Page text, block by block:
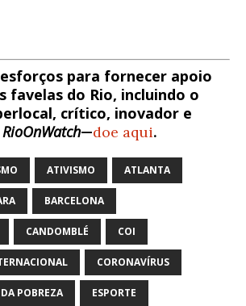
para fornecer apoio
favelas do Rio, incluindo o
crítico, inovador e
RioOnWatch—doe aqui.
ATIVISMO ATLANTA
BARCELONA
CANDOMBLÉ COI
CORONAVÍRUS
POBREZA ESPORTE